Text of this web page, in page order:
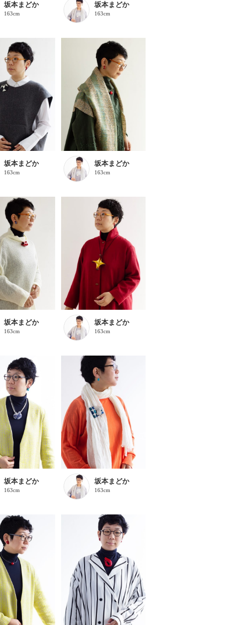
坂本まどか
163cm
坂本まどか
163cm
坂本まどか
163cm
坂本まどか
163cm
坂本まどか
163cm
坂本まどか
163cm
坂本まどか
163cm
坂本まどか
163cm